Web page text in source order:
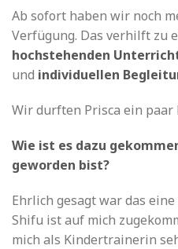
Ab sofort haben wir noch
Verfügung. Das verhilft zu
hochstehenden
und individuellen
Wir durften Prisca ein paar
Wie ist es dazu
geworden bist?
Ehrlich gesagt war das
Shifu ist auf mich
mich als Kindertrainerin